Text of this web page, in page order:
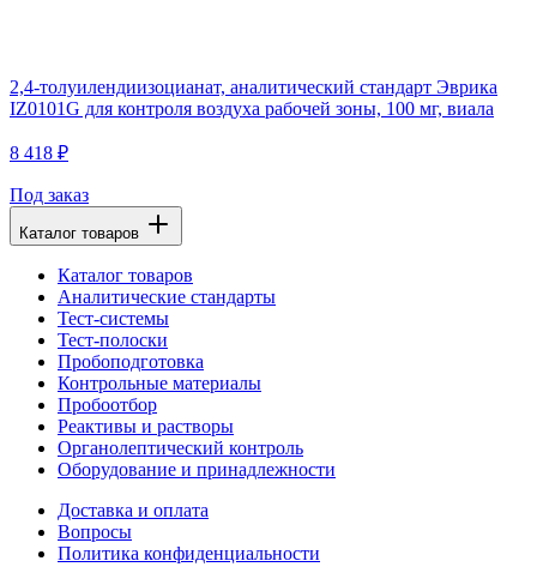
2,4-толуилендиизоцианат, аналитический стандарт Эврика
IZ0101G для контроля воздуха рабочей зоны, 100 мг, виала
8 418 ₽
Под заказ
Каталог товаров
Каталог товаров
Аналитические стандарты
Тест-системы
Тест-полоски
Пробоподготовка
Контрольные материалы
Пробоотбор
Реактивы и растворы
Органолептический контроль
Оборудование и принадлежности
Доставка и оплата
Вопросы
Политика конфиденциальности